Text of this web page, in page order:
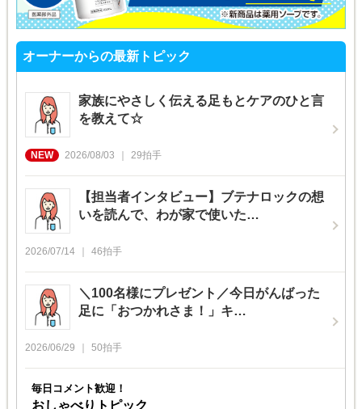
オーナーからの最新トピック
家族にやさしく伝える足もとケアのひと言
を教えて☆
2026/08/03 29拍手
【担当者インタビュー】ブテナロックの想
いを読んで、わが家で使いた…
2026/07/14 46拍手
＼100名様にプレゼント／今日がんばった
足に「おつかれさま！」キ…
2026/06/29 50拍手
毎日コメント歓迎！
おしゃべりトピック